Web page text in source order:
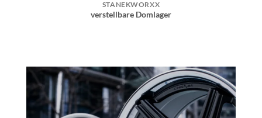
STANEKWORXX
verstellbare Domlager